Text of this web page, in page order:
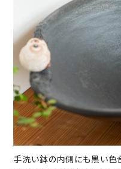
手洗い鉢の内側にも黒い色